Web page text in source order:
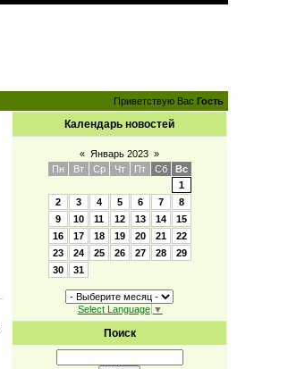
Приветствую Вас Гость
Календарь новостей
« Январь 2023 »
Пн
Вт Ср Чт Пт Сб
Вс
1
2
3 4 5 6 7
8
9
10 11 12 13 14
15
16
17 18 19 20 21
22
23
24 25 26 27 28
29
30
31
Select Language ▼
Поиск